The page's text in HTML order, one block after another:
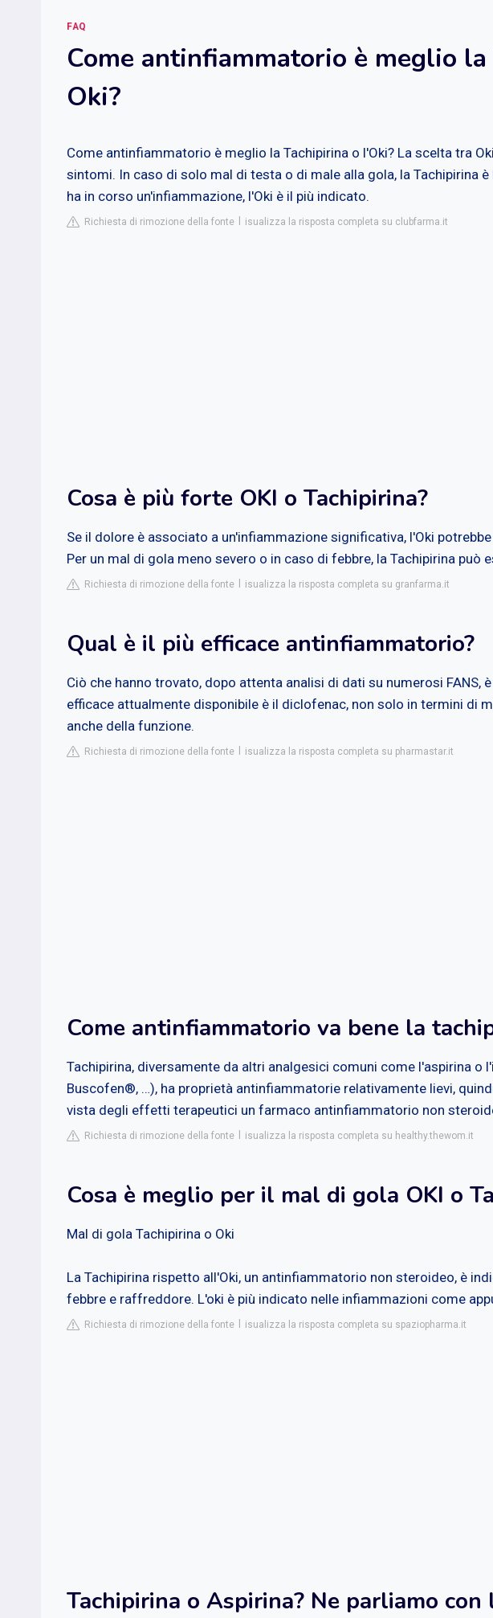
FAQ
Come antinfiammatorio è meglio
Oki?
Come antinfiammatorio è meglio la Tachipirina o l'Oki? La scelta tra
sintomi. In caso di solo mal di testa o di male alla gola, la Tachipirina
ha in corso un'infiammazione, l'Oki è il più indicato.
Richiesta di rimozione della fonte isualizza la risposta completa su clubfarma.it
Cosa è più forte OKI o Tachipirina?
Se il dolore è associato a un'infiammazione significativa, l'Oki
Per un mal di gola meno severo o in caso di febbre, la Tachipirina può
Richiesta di rimozione della fonte isualizza la risposta completa su granfarma.it
Qual è il più efficace antinfiammatorio?
Ciò che hanno trovato, dopo attenta analisi di dati su numerosi FANS,
efficace attualmente disponibile è il diclofenac, non solo in termini di
anche della funzione.
Richiesta di rimozione della fonte isualizza la risposta completa su pharmastar.it
Come antinfiammatorio va bene la
Tachipirina, diversamente da altri analgesici comuni come l'aspirina
Buscofen®, …), ha proprietà antinfiammatorie relativamente lievi,
vista degli effetti terapeutici un farmaco antinfiammatorio non
Richiesta di rimozione della fonte isualizza la risposta completa su healthy.thewom.it
Cosa è meglio per il mal di gola OKI o
Mal di gola Tachipirina o Oki
La Tachipirina rispetto all'Oki, un antinfiammatorio non steroideo, è
febbre e raffreddore. L'oki è più indicato nelle infiammazioni come
Richiesta di rimozione della fonte isualizza la risposta completa su spaziopharma.it
Tachipirina o Aspirina? Ne parliamo con